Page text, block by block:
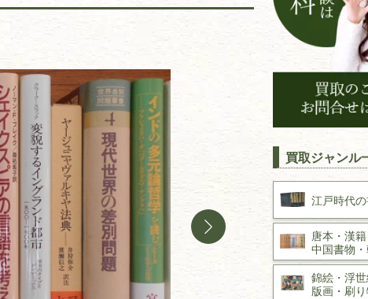
買取ジャンル
江戸時代の
唐本・漢籍
中国書物
錦絵・浮世
版画・刷